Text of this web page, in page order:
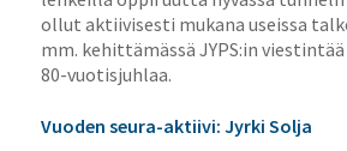
ollut aktiivisesti mukana useissa
mm. kehittämässä JYPS:in
80-vuotisjuhlaa.
Vuoden seura-aktiivi: Jyrki Solja